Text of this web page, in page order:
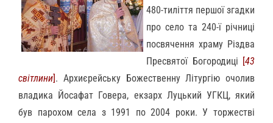
480-тиліття першої згадки
про село та 240-ї річниці
посвячення храму Різдва
Пресвятої Богородиці [43
світлини]. Архиєрейську Божественну Літургію очолив
владика Йосафат Говера, екзарх Луцький УГКЦ, який
був парохом села з 1991 по 2004 роки. У торжестві